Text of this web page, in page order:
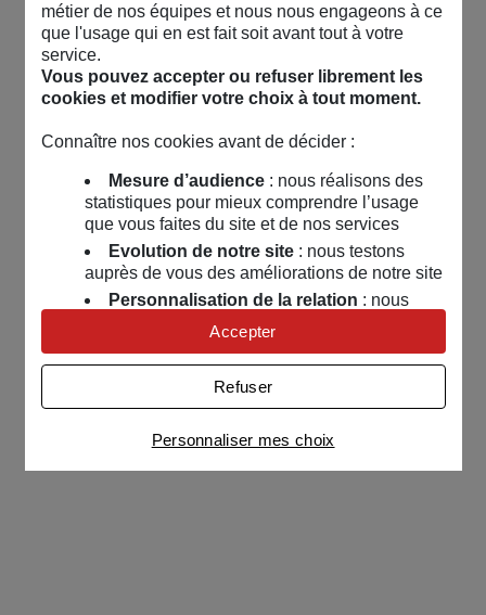
métier de nos équipes et nous nous engageons à ce
que l'usage qui en est fait soit avant tout à votre
service.
Vous pouvez accepter ou refuser librement les
cookies et modifier votre choix à tout moment.
Connaître nos cookies avant de décider :
Mesure d’audience: nous réalisons des
statistiques pour mieux comprendre l’usage
que vous faites du site et de nos services
Evolution de notre site: nous testons
auprès de vous des améliorations de notre site
Personnalisation de la relation : nous
nous servons de cookies pour adapter nos
contenus et personnaliser nos offres
Univers publicitaire: nous utilisons avec
nos partenaires des cookies pour afficher des
publicités personnalisées
Connaître notre politique cookies et la liste de nos
partenaires
Personnaliser mes choix
Refuser
Accepter